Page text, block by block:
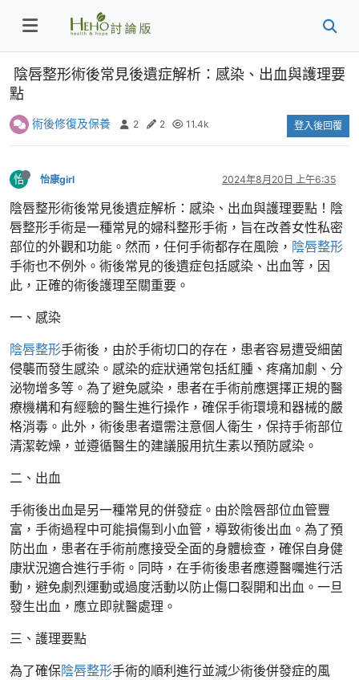
陰唇整形術後常見後遺症解析：感染、出血與護理要
點
術後修復及保養 2 2 11.4k 登入後回覆
怡 怡康girl 2024年8月20日 上午6:35
陰唇整形術後常見後遺症解析：感染、出血與護理要點！陰
唇整形手術是一種常見的婦科整形手術，旨在改善女性私密
部位的外觀和功能。然而，任何手術都存在風險， 陰唇整形
手術也不例外。術後常見的後遺症包括感染、出血等，因
此，正確的術後護理至關重要。
一、感染
陰唇整形手術後，由於手術切口的存在，患者容易遭受細菌
侵襲而發生感染。感染的症狀通常包括紅腫、疼痛加劇、分
泌物增多等。為了避免感染，患者在手術前應選擇正規的醫
療機構和有經驗的醫生進行操作，確保手術環境和器械的嚴
格消毒。此外，術後患者還需注意個人衛生，保持手術部位
清潔乾燥，並遵循醫生的建議服用抗生素以預防感染。
二、出血
手術後出血是另一種常見的併發症。由於陰唇部位血管豐
富，手術過程中可能損傷到小血管，導致術後出血。為了預
防出血，患者在手術前應接受全面的身體檢查，確保自身健
康狀況適合進行手術。同時，在手術後患者應遵醫囑進行活
動，避免劇烈運動或過度活動以防止傷口裂開和出血。一旦
發生出血，應立即就醫處理。
三、護理要點
為了確保陰唇整形手術的順利進行並減少術後併發症的風